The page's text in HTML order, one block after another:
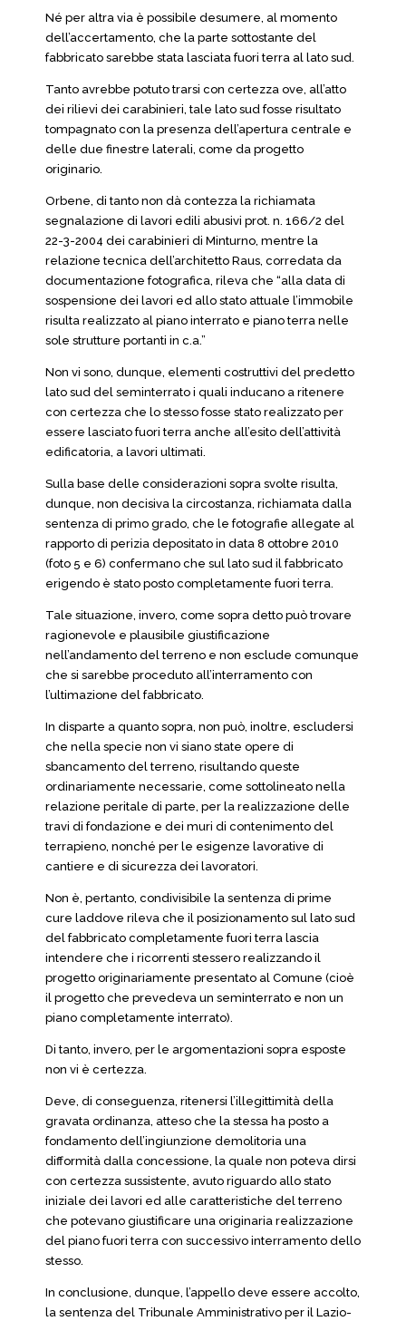
Né per altra via è possibile desumere, al momento
dell’accertamento, che la parte sottostante del
fabbricato sarebbe stata lasciata fuori terra al lato sud.
Tanto avrebbe potuto trarsi con certezza ove, all’atto
dei rilievi dei carabinieri, tale lato sud fosse risultato
tompagnato con la presenza dell’apertura centrale e
delle due finestre laterali, come da progetto
originario.
Orbene, di tanto non dà contezza la richiamata
segnalazione di lavori edili abusivi prot. n. 166/2 del
22-3-2004 dei carabinieri di Minturno, mentre la
relazione tecnica dell’architetto Raus, corredata da
documentazione fotografica, rileva che “alla data di
sospensione dei lavori ed allo stato attuale l’immobile
risulta realizzato al piano interrato e piano terra nelle
sole strutture portanti in c.a.”
Non vi sono, dunque, elementi costruttivi del predetto
lato sud del seminterrato i quali inducano a ritenere
con certezza che lo stesso fosse stato realizzato per
essere lasciato fuori terra anche all’esito dell’attività
edificatoria, a lavori ultimati.
Sulla base delle considerazioni sopra svolte risulta,
dunque, non decisiva la circostanza, richiamata dalla
sentenza di primo grado, che le fotografie allegate al
rapporto di perizia depositato in data 8 ottobre 2010
(foto 5 e 6) confermano che sul lato sud il fabbricato
erigendo è stato posto completamente fuori terra.
Tale situazione, invero, come sopra detto può trovare
ragionevole e plausibile giustificazione
nell’andamento del terreno e non esclude comunque
che si sarebbe proceduto all’interramento con
l’ultimazione del fabbricato.
In disparte a quanto sopra, non può, inoltre, escludersi
che nella specie non vi siano state opere di
sbancamento del terreno, risultando queste
ordinariamente necessarie, come sottolineato nella
relazione peritale di parte, per la realizzazione delle
travi di fondazione e dei muri di contenimento del
terrapieno, nonché per le esigenze lavorative di
cantiere e di sicurezza dei lavoratori.
Non è, pertanto, condivisibile la sentenza di prime
cure laddove rileva che il posizionamento sul lato sud
del fabbricato completamente fuori terra lascia
intendere che i ricorrenti stessero realizzando il
progetto originariamente presentato al Comune (cioè
il progetto che prevedeva un seminterrato e non un
piano completamente interrato).
Di tanto, invero, per le argomentazioni sopra esposte
non vi è certezza.
Deve, di conseguenza, ritenersi l’illegittimità della
gravata ordinanza, atteso che la stessa ha posto a
fondamento dell’ingiunzione demolitoria una
difformità dalla concessione, la quale non poteva dirsi
con certezza sussistente, avuto riguardo allo stato
iniziale dei lavori ed alle caratteristiche del terreno
che potevano giustificare una originaria realizzazione
del piano fuori terra con successivo interramento dello
stesso.
In conclusione, dunque, l’appello deve essere accolto,
la sentenza del Tribunale Amministrativo per il Lazio-